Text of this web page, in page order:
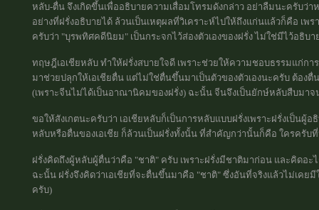
หลับ-ตื่น จึงเกิดขึ้นเพื่ออธิบายความเสื่อมโทรมดังกล่าว อย่าลืมนะครับว่า
อย่างที่ฝรั่งอธิบายได้ ล้วนเป็นเหตุผลที่วิเคราะห์ไปให้ถึงแก่นแล้วก็คือ เ
ครับว่า "บุรพทิศคดีนิยม" เป็นกระจกไว้ส่องตัวเองของฝรั่ง ไม่ใช่มีไว้อธิบ
ทฤษฎีเอเชียหลับ ทำให้ฝรั่งสบายใจดี เพราะช่วยให้ความชอบธรรมแก่กา
มาช่วยปลุกให้เอเชียตื่น แต่ไม่ใช่ตื่นขึ้นมาเป็นตัวของตัวเองนะครับ ต้อง
(เพราะจีนไม่ได้เป็นอาณานิคมของฝรั่ง) ฉะนั้น จีนจึงเป็นยักษ์หลับสืบมาจ
ขอให้สังเกตนะครับว่า เอเชียหลับก็เป็นการหลับแบบฝรั่งเพราะฝรั่งเป็นผู้
หลับหรือตื่นของเอเชีย ก็ล้วนเป็นฝรั่งทั้งนั้น ที่สำคัญกว่านั้นก็คือ ใครครับ
ฝรั่งคิดถึงผู้หลับผู้ตื่นว่าคือ "ชาติ" ครับ เพราะฝรั่งมีชาติมาก่อน และคิดอ
ฉะนั้น ฝรั่งจึงคิดว่าเอเชียที่จะตื่นขึ้นมาคือ "ชาติ" ซึ่งอันที่จริงแล้วไม่เคย
ครับ)